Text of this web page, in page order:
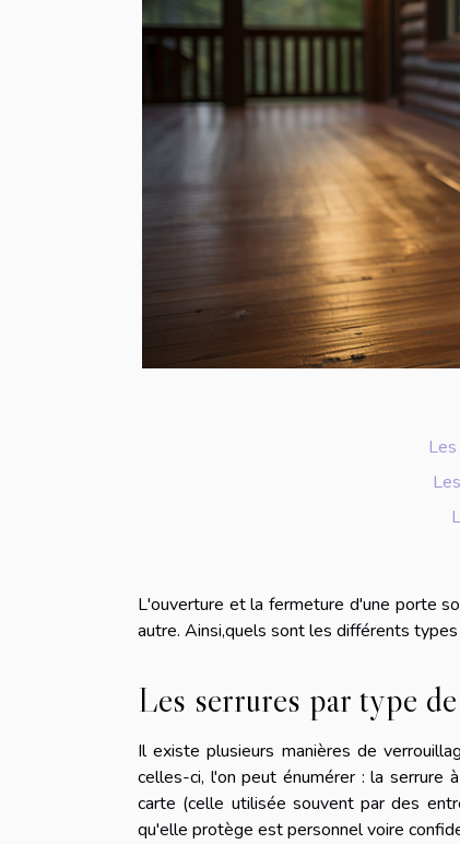
L'ouverture et la fermeture d'une porte
autre. Ainsi,quels sont les différents
Les serrures par type
Il existe plusieurs manières de
celles-ci, l'on peut énumérer : la serrure
carte (celle utilisée souvent par des
qu'elle protège est personnel voire